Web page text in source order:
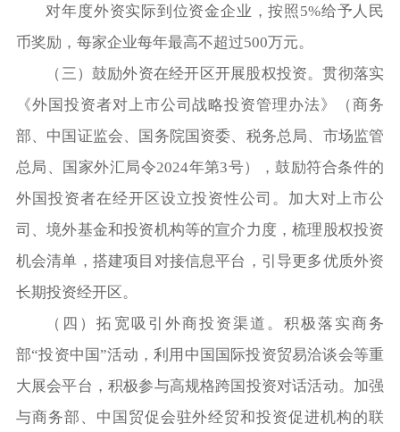
对年度外资实际到位资金企业，按照5%给予人民
币奖励，每家企业每年最高不超过500万元。
（三）鼓励外资在经开区开展股权投资。贯彻落实
《外国投资者对上市公司战略投资管理办法》（商务
部、中国证监会、国务院国资委、税务总局、市场监管
总局、国家外汇局令2024年第3号），鼓励符合条件的
外国投资者在经开区设立投资性公司。加大对上市公
司、境外基金和投资机构等的宣介力度，梳理股权投资
机会清单，搭建项目对接信息平台，引导更多优质外资
长期投资经开区。
（四）拓宽吸引外商投资渠道。积极落实商务
部“投资中国”活动，利用中国国际投资贸易洽谈会等重
大展会平台，积极参与高规格跨国投资对话活动。加强
与商务部、中国贸促会驻外经贸和投资促进机构的联